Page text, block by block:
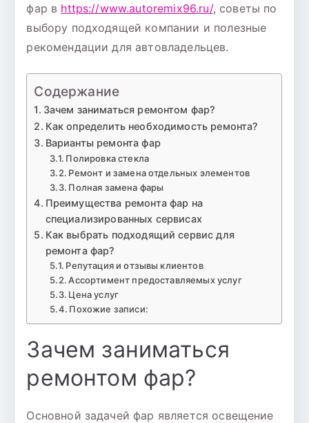
фар в https://www.autoremix96.ru/, советы по
выбору подходящей компании и полезные
рекомендации для автовладельцев.
Содержание
Зачем заниматься ремонтом фар?
Как определить необходимость ремонта?
Варианты ремонта фар
Полировка стекла
Ремонт и замена отдельных элементов
Полная замена фары
Преимущества ремонта фар на
специализированных сервисах
Как выбрать подходящий сервис для
ремонта фар?
Репутация и отзывы клиентов
Ассортимент предоставляемых услуг
Цена услуг
Похожие записи:
Зачем заниматься
ремонтом фар?
Основной задачей фар является освещение